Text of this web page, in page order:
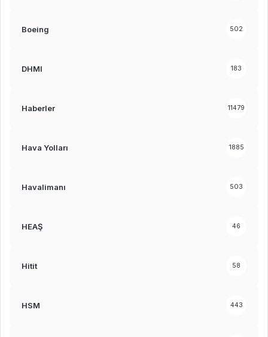
Boeing 502
DHMI 183
Haberler 11479
Hava Yolları 1885
Havalimanı 503
HEAŞ 46
Hitit 58
HSM 443